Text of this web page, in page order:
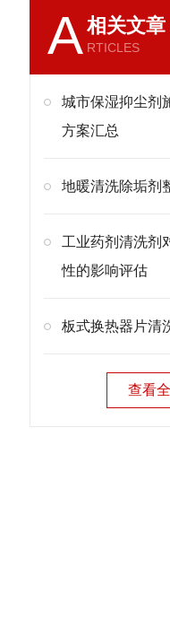
A相关文章
RTICLES
城市保湿抑尘剂
方案汇总
地暖清洗除垢剂
工业药剂清洗剂
性的影响评估
板式换热器片清
查看